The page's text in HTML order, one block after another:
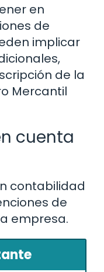
en
de
implicar
de la
Mercantil
cuenta
contabilidad
de
empresa.